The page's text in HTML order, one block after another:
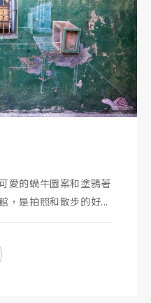
愛的蝸牛圖案和塗鴉著
，是拍照和散步的好...